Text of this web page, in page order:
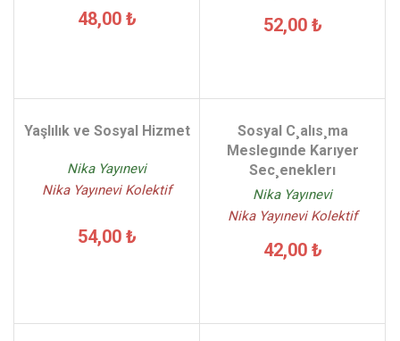
48,00 ₺ 52,00 ₺
Yaşlılık ve Sosyal Hizmet
Nika Yayınevi
Nika Yayınevi Kolektif
54,00 ₺
Sosyal C¸alıs¸ma
Meslegınde Karıyer
Sec¸eneklerı
Nika Yayınevi
Nika Yayınevi Kolektif
42,00 ₺